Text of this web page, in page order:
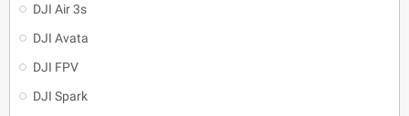
DJI Air 3s
DJI Avata
DJI FPV
DJI Spark